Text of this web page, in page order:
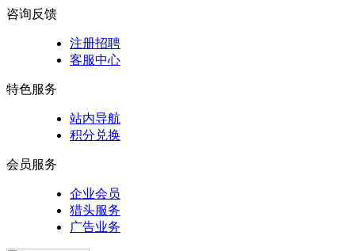
咨询反馈
注册招聘
客服中心
特色服务
站内导航
积分兑换
会员服务
企业会员
猎头服务
广告业务